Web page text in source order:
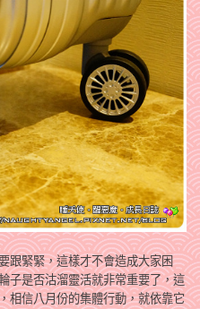
跟緊緊，這樣才不會造成大家困
子是否沽溜靈活就非常重要了，這
相信八月份的集體行動，就依靠它